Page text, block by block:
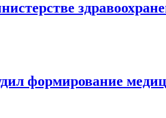
формирование